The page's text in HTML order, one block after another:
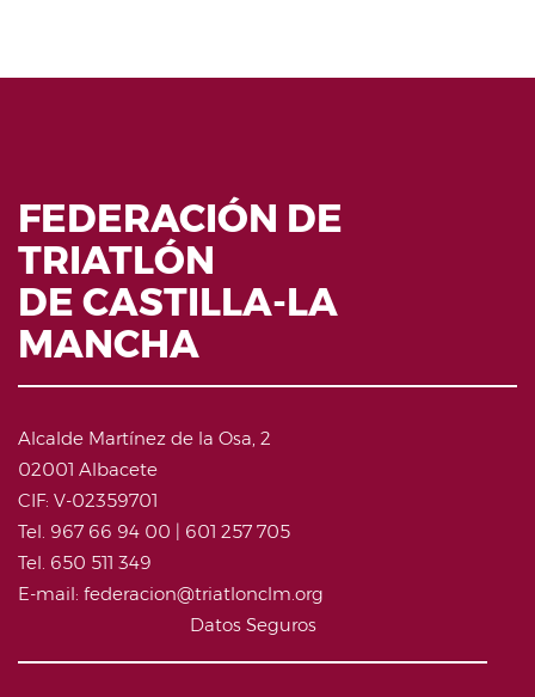
FEDERACIÓN DE
TRIATLÓN
DE CASTILLA-LA
MANCHA
Alcalde Martínez de la Osa, 2
02001 Albacete
CIF: V-02359701
Tel. 967 66 94 00 | 601 257 705
Tel. 650 511 349
E-mail: federacion@triatlonclm.org
Datos Seguros